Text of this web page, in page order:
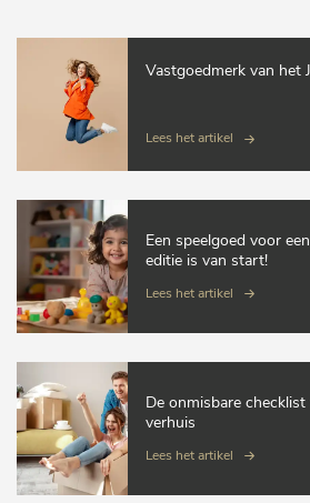
Vastgoedmerk van het
Lees het artikel
Een speelgoed voor
editie is van start!
Lees het artikel
De onmisbare
verhuis
Lees het artikel